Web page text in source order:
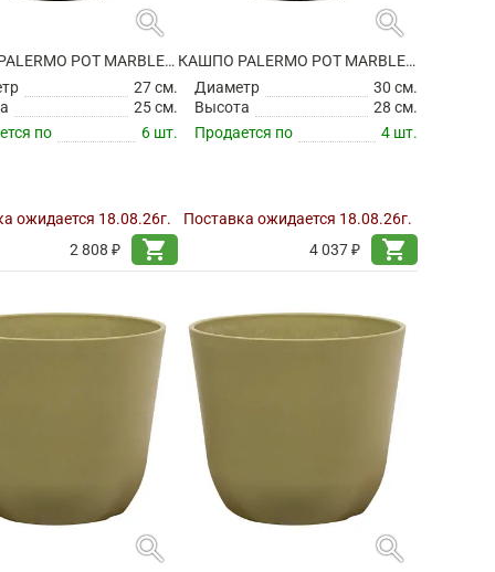
search
КАШПО PALERMO POT MARBLE GREY
27 см.
25 см.
по
6 шт.
ожидается 18.08.26г.
2 808 ₽
shopping_cart
search
КАШПО PALERMO POT MARBLE GREY
Диаметр
30 см.
Высота
28 см.
Продается по
4 шт.
Поставка ожидается 18.08.26г.
4 037 ₽
shopping_cart
search search